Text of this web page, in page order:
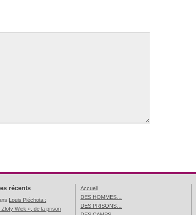
récents
Louis Piéchota :
Zloty Wiek », de la prison
Accueil
DES HOMMES…
DES PRISONS…